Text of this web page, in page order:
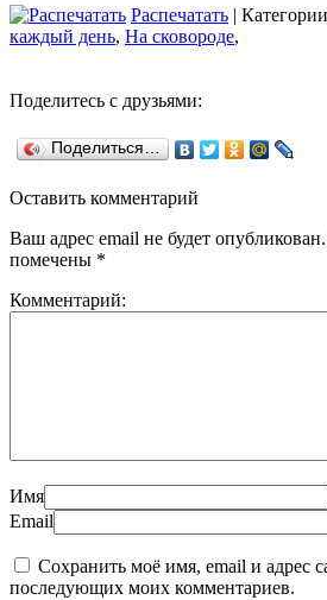
Распечатать |
каждый день, На сковороде,
Поделитесь с друзьями:
Поделиться…
Оставить комментарий
Ваш адрес email не будет опубликован.
помечены *
Комментарий:
Имя
Email
Сохранить моё имя, email и адрес
последующих моих комментариев.